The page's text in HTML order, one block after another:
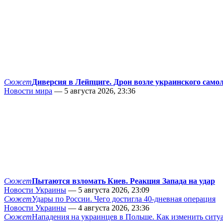
СюжетДиверсия в Лейпциге. Дрон возле украинского
Новости мира — 5 августа 2026, 23:36
СюжетПытаются взломать Киев. Реакция Запада на удар
Новости Украины — 5 августа 2026, 23:09
СюжетУдары по России. Чего достигла 40-дневная операция
Новости Украины — 4 августа 2026, 23:36
СюжетНападения на украинцев в Польше. Как изменить